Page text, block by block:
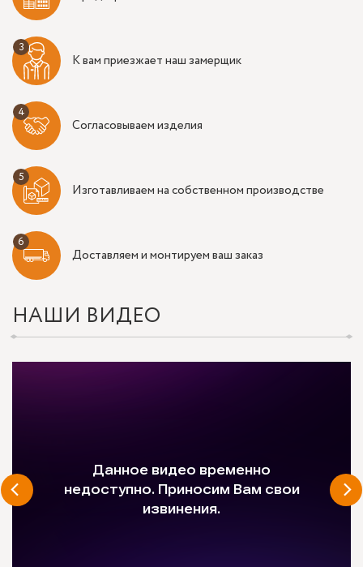
К вам приезжает наш замерщик
Согласовываем изделия
Изготавливаем на собственном производстве
Доставляем и монтируем ваш заказ
НАШИ ВИДЕО